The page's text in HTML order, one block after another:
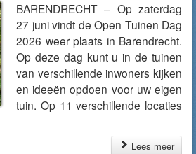
BARENDRECHT – Op zaterdag
27 juni vindt de Open Tuinen Dag
2026 weer plaats in Barendrecht.
Op deze dag kunt u in de tuinen
van verschillende inwoners kijken
en ideeën opdoen voor uw eigen
tuin. Op 11 verschillende locaties
Lees meer